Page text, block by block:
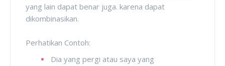
yang lain dapat benar juga. karena dapat
dikombinasikan.
Perhatikan Contoh:
Dia yang pergi atau saya yang